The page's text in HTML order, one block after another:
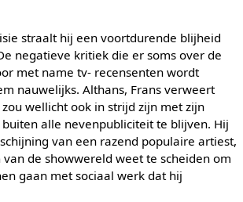
straalt hij een voortdurende blijheid
negatieve kritiek die er soms over de
met name tv- recensenten wordt
nauwelijks. Althans, Frans verweert
wellicht ook in strijd zijn met zijn
alle nevenpubliciteit te blijven. Hij
van een razend populaire artiest,
de showwereld weet te scheiden om
gaan met sociaal werk dat hij